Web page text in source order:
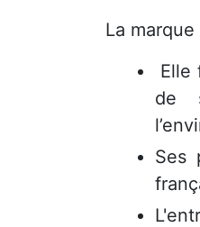
La
Elle
de
Ses